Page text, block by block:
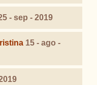
- sep - 2019
15 - ago -